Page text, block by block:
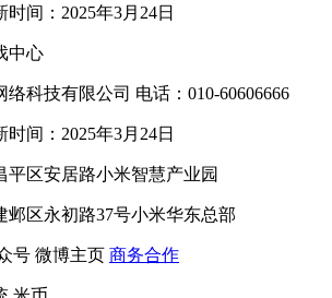
时间：2025年3月24日
中心
科技有限公司 电话：010-60606666
时间：2025年3月24日
平区安居路小米智慧产业园
邺区永初路37号小米华东总部
号 微博主页 商务合作